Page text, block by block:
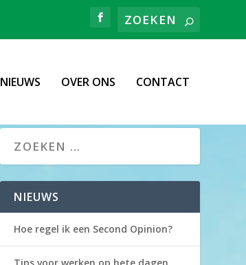
NIEUWS OVER ONS CONTACT
NIEUWS
Hoe regel ik een Second Opinion?